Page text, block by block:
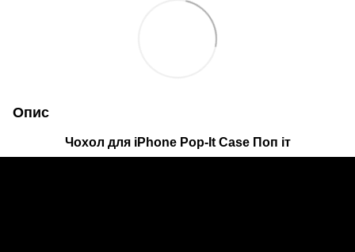
Опис
Чохол для iPhone Pop-It Case Поп іт